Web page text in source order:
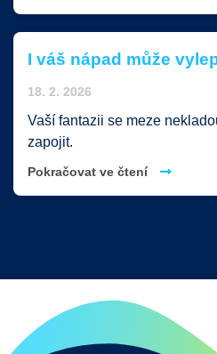
I váš nápad může
18. 2. 2026
Vaší fantazii se meze
zapojit.
Pokračovat ve čtení